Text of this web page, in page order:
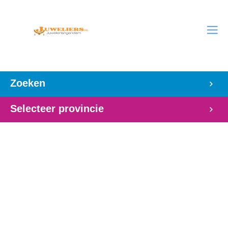
Zoeken
Selecteer provincie